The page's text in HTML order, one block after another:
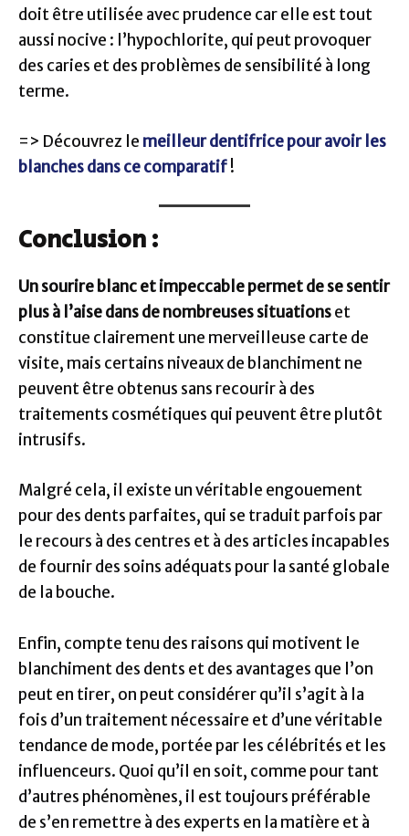
doit être utilisée avec prudence car elle est tout
aussi nocive : l’hypochlorite, qui peut provoquer
des caries et des problèmes de sensibilité à long
terme.
=> Découvrez le meilleur dentifrice pour avoir les
blanches dans ce comparatif!
Conclusion :
Un sourire blanc et impeccable permet de se sentir
plus à l’aise dans de nombreuses situationset
constitue clairement une merveilleuse carte de
visite, mais certains niveaux de blanchiment ne
peuvent être obtenus sans recourir à des
traitements cosmétiques qui peuvent être plutôt
intrusifs.
Malgré cela, il existe un véritable engouement
pour des dents parfaites, qui se traduit parfois par
le recours à des centres et à des articles incapables
de fournir des soins adéquats pour la santé globale
de la bouche.
Enfin, compte tenu des raisons qui motivent le
blanchiment des dents et des avantages que l’on
peut en tirer, on peut considérer qu’il s’agit à la
fois d’un traitement nécessaire et d’une véritable
tendance de mode, portée par les célébrités et les
influenceurs. Quoi qu’il en soit, comme pour tant
d’autres phénomènes, il est toujours préférable
de s’en remettre à des experts en la matière et à